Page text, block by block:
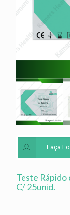
Faça
Teste Rápido
C/ 25unid.